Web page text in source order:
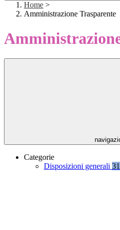
Home >
Amministrazione Trasparente
Categorie
Disposizioni generali 31